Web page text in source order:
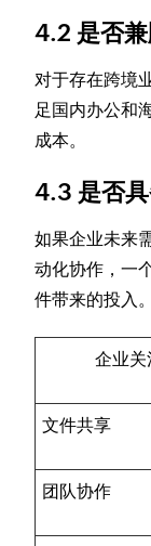
4.2 是否
对于存在跨境
足国内办公和
成本。
4.3 是否
如果企业未来
动化协作，一
件带来的投入。
企业关
文件共享
团队协作